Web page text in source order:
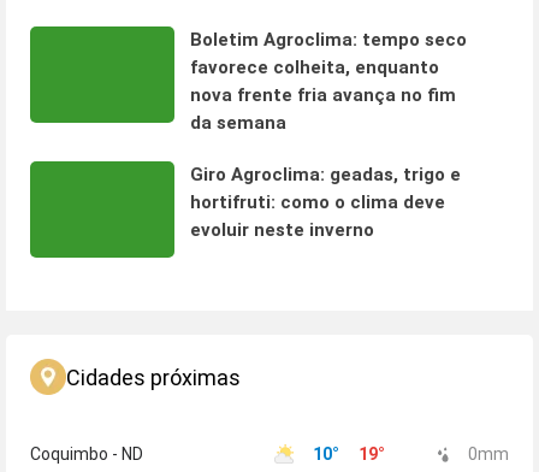
Boletim Agroclima: tempo seco
favorece colheita, enquanto
nova frente fria avança no fim
da semana
Giro Agroclima: geadas, trigo e
hortifruti: como o clima deve
evoluir neste inverno
Cidades próximas
Coquimbo - ND 10° 19° 0mm